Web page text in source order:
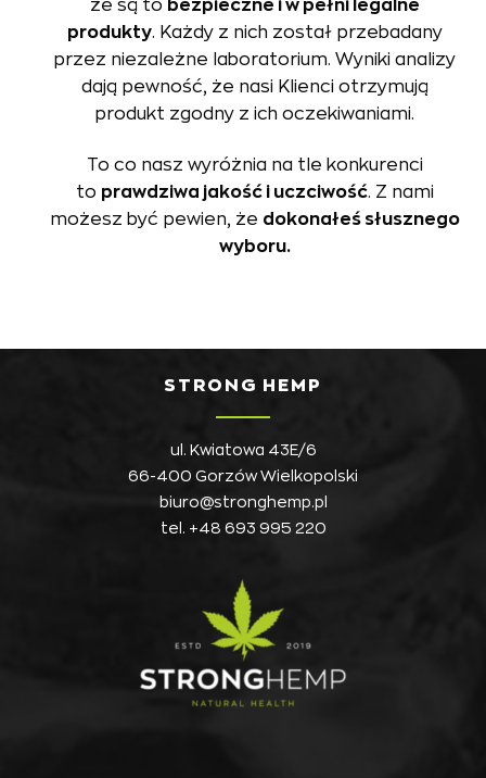
że są to bezpieczne i w pełni legalne
produkty. Każdy z nich został przebadany
przez niezależne laboratorium. Wyniki analizy
dają pewność, że nasi Klienci otrzymują
produkt zgodny z ich oczekiwaniami.
To co nasz wyróżnia na tle konkurenci
to prawdziwa jakość i uczciwość. Z nami
możesz być pewien, że dokonałeś słusznego
wyboru.
STRONG HEMP
ul. Kwiatowa 43E/6
66-400 Gorzów Wielkopolski
biuro@stronghemp.pl
tel. +48 693 995 220